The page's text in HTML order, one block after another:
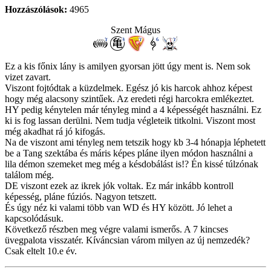
Hozzászólások: 4965
Szent Mágus
Ez a kis főnix lány is amilyen gyorsan jött úgy ment is. Nem sok
vizet zavart.
Viszont fojtódtak a küzdelmek. Egész jó kis harcok ahhoz képest
hogy még alacsony szintűek. Az eredeti régi harcokra emlékeztet.
HY pedig kénytelen már tényleg mind a 4 képességét használni. Ez
ki is fog lassan derülni. Nem tudja végleteik titkolni. Viszont most
még akadhat rá jó kifogás.
Na de viszont ami tényleg nem tetszik hogy kb 3-4 hónapja léphetett
be a Tang szektába és máris képes pláne ilyen módon használni a
lila démon szemeket meg még a késdobálást is!? Én kissé túlzónak
találom még.
DE viszont ezek az ikrek jók voltak. Ez már inkább kontroll
képesség, pláne fúziós. Nagyon tetszett.
És úgy néz ki valami több van WD és HY között. Jó lehet a
kapcsolódásuk.
Következő részben meg végre valami ismerős. A 7 kincses
üvegpalota visszatér. Kíváncsian várom milyen az új nemzedék?
Csak eltelt 10.e év.